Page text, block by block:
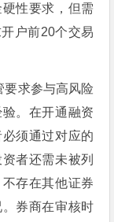
性要求，但需
户前20个交易
要求参与高风险
。在开通融资
须通过对应的
者还需未被列
存在其他证券
券商在审核时